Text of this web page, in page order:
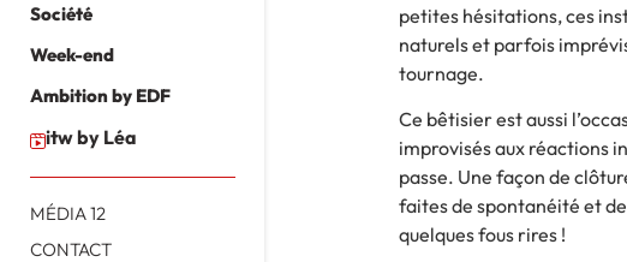
Société
Week-end
Ambition by EDF
itw by Léa
MÉDIA 12
CONTACT
petites hésitations, ces
naturels et parfois
tournage.
Ce bêtisier est aussi
improvisés aux réactions
passe. Une façon de
faites de spontanéité et
quelques fous rires !